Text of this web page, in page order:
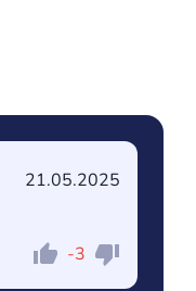
21.05.2025
-3